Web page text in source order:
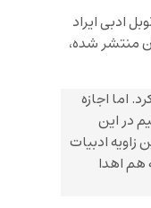
ادبی ایراد
منتشر شده،
اما اجازه
در این
ادبیات
هم اهدا